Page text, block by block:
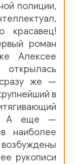
полиции,
красавец!
роман
Алексее
же —
в
А еще —
наиболее
рукописи